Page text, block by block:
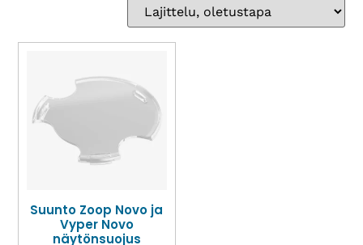
Suunto Zoop Novo ja
Vyper Novo
näytönsuojus